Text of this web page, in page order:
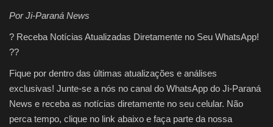
Por Ji-Paraná News
? Receba Notícias Atualizadas Diretamente no Seu WhatsApp!
??
Fique por dentro das últimas atualizações e análises
exclusivas! Junte-se a nós no canal do WhatsApp do Ji-Paraná
News e receba as notícias diretamente no seu celular. Não
perca tempo, clique no link abaixo e faça parte da nossa